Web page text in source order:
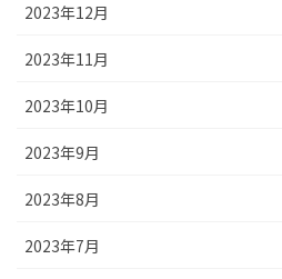
2023年12月
2023年11月
2023年10月
2023年9月
2023年8月
2023年7月